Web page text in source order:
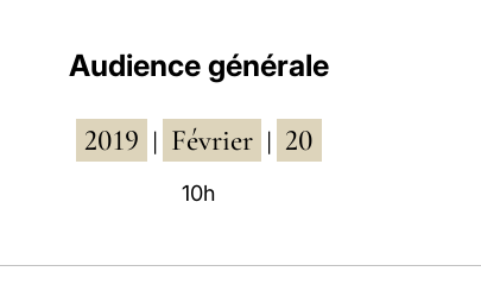
Audience générale
2019 Février 20
10h